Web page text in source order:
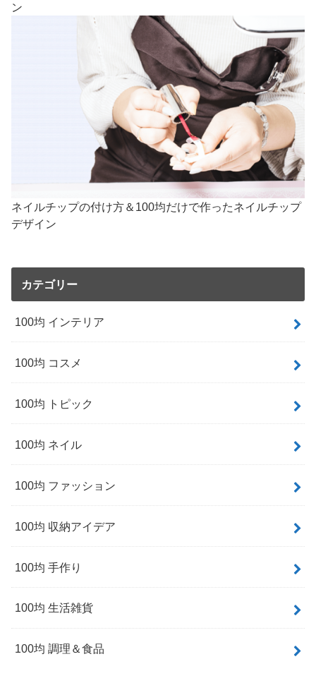
ン
ネイルチップの付け方＆100均だけで作ったネイルチップ
デザイン
カテゴリー
100均 インテリア
100均 コスメ
100均 トピック
100均 ネイル
100均 ファッション
100均 収納アイデア
100均 手作り
100均 生活雑貨
100均 調理＆食品